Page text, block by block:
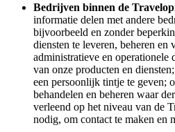
Bedrijven binnen de
informatie delen met andere
bijvoorbeeld en zonder
diensten te leveren, beheren en
administratieve en
van onze producten en
een persoonlijk tintje te geven;
behandelen en beheren waar
verleend op het niveau van de
nodig, om contact te maken en